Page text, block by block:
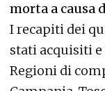
morta a causa
I recapiti dei
stati acquisiti
Regioni di